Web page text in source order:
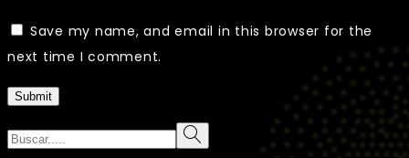
Save my name, and email in this browser for the
next time I comment.
Submit
Search